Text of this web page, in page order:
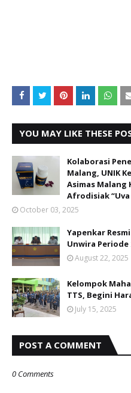
YOU MAY LIKE THESE
Kolaborasi
Malang, UNIK
Asimas Malang
Afrodisiak “Uva
October 03, 2025
Yapenkar
Unwira Periode
August 22, 2025
Kelompok
TTS, Begini
July 15, 2025
POST A COMMENT
0 Comments